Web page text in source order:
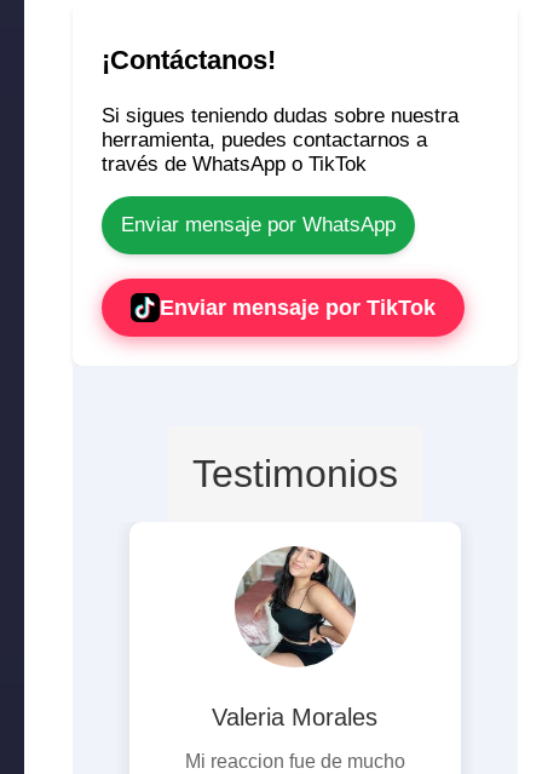
¡Contáctanos!
Si sigues teniendo dudas sobre nuestra
herramienta, puedes contactarnos a
través de WhatsApp o TikTok
Enviar mensaje por WhatsApp
Enviar mensaje por TikTok
Testimonios
Valeria Morales
Mi reaccion fue de mucho